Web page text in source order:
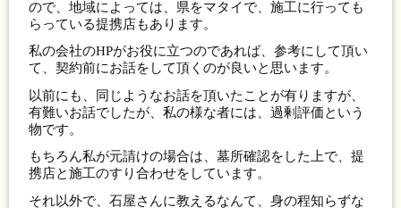
ので、地域によっては、県をマタイで、施工に行っても
らっている提携店もあります。
私の会社のHPがお役に立つのであれば、参考にして頂い
て、契約前にお話をして頂くのが良いと思います。
以前にも、同じようなお話を頂いたことが有りますが、
有難いお話でしたが、私の様な者には、過剰評価という
物です。
もちろん私が元請けの場合は、墓所確認をした上で、提
携店と施工のすり合わせをしています。
それ以外で、石屋さんに教えるなんて、身の程知らずな